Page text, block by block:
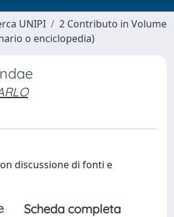
UNIPI
2 Contributo in Volume
o enciclopedia)
discussione di fonti e
Scheda completa